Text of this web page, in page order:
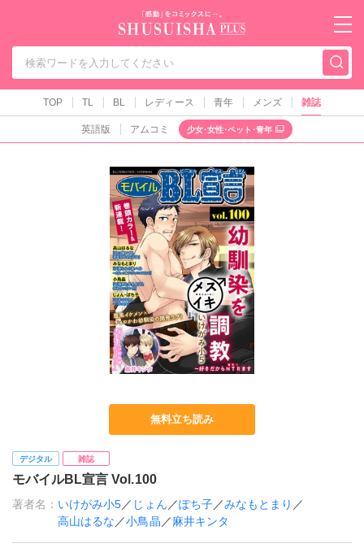
秋水社PLUS（テ
TOP TL BL レディース 青年 メンズ 雑誌
英語版 アムコミ 少女･女性･ペット･青年
無料立ち読み
デジタル 雑誌
モバイルBL宣言 Vol.100
著者名： いけがみ小5／ じょん ／ぽち子／みなもとまり ／
高山はるな ／小鳥晶 ／麻井キンタ